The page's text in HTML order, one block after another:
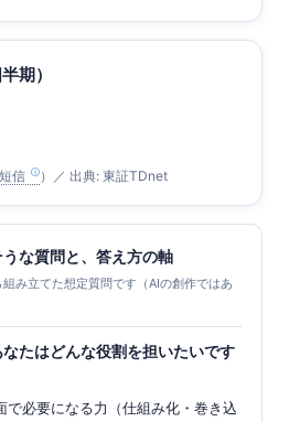
期）
信 ）／ 出典: 東証TDnet
な質問と、答え方の軸
み立てた想定質問です（AIの創作ではあ
たはどんな役割を担いたいです
で必要になる力（仕組み化・巻き込